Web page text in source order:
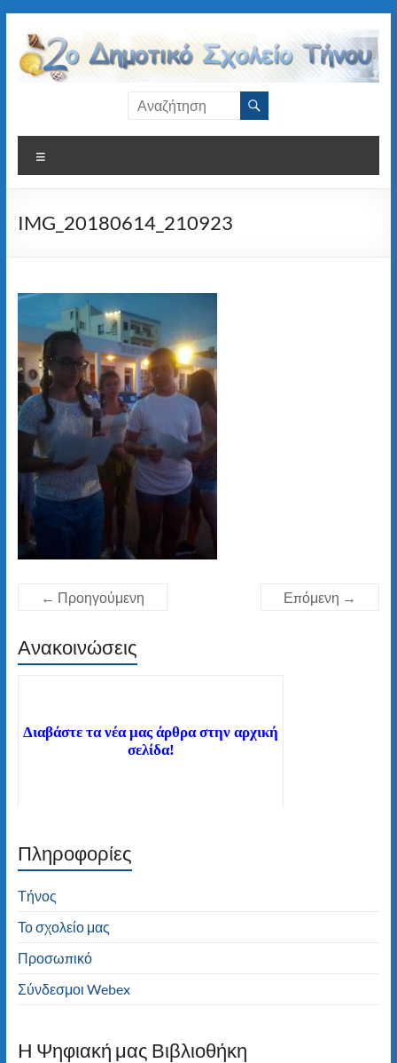
περιεχόμενο
Δημοτικό
Σχολείο
Τήνου
IMG_20180614_210923
← Προηγούμενη Επόμενη →
Ανακοινώσεις
Καλώς ήλθατε στον ιστότοπο του 2ου
Δημοτικού Σχολείου Τήνου! Καλή
Διαβάστε τα νέα μας άρθρα στην αρχική
σελίδα!
Πληροφορίες
Τήνος
Το σχολείο μας
Προσωπικό
Σύνδεσμοι Webex
H Ψηφιακή μας Βιβλιοθήκη